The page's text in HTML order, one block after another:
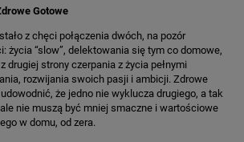
Gotowe
z chęci połączenia dwóch, na pozór
życia “slow”, delektowania się tym co domowe,
drugiej strony czerpania z życia pełnymi
rozwijania swoich pasji i ambicji. Zdrowe
że jedno nie wyklucza drugiego, a tak
nie muszą być mniej smaczne i wartościowe
w domu, od zera.